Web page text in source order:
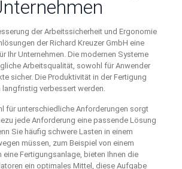
der Arbeitssicherheit und Ergonomie
der Richard Kreuzer GmbH eine
Ihr Unternehmen. Die modernen Systeme
Arbeitsqualität, sowohl für Anwender
sicher. Die Produktivität in der Fertigung
verbessert werden.
für unterschiedliche Anforderungen sorgt
jede Anforderung eine passende Lösung
Sie häufig schwere Lasten in einem
müssen, zum Beispiel von einem
Fertigungsanlage, bieten Ihnen die
ein optimales Mittel, diese Aufgabe